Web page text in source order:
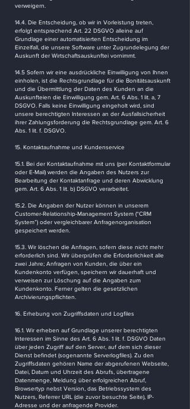
verweigern.
14.4. Die Entscheidung, ob wir in Vorleistung treten,
erfolgt entsprechend Art. 22 DSGVO alleine auf
Grundlage einer automatisierten Entscheidung im
Einzelfall, die unsere Software unter Zugrundelegung der
Auskunft der Wirtschaftsauskunftei vornimmt.
14.5 Sofern wir eine ausdrückliche Einwilligung von Ihnen
einholen, ist die Rechtsgrundlage für die Bonitätsauskunft
und die Übermittlung der Daten des Kunden an die
Auskunfteien die Einwilligung gem. Art. 6 Abs. 1 lit. a, 7
DSGVO. Falls keine Einwilligung eingeholt wird, sind
unsere berechtigten Interessen an der Ausfallsicherheit
ihrer Zahlungsforderung die Rechtsgrundlage gem. Art. 6
Abs. 1 lit. f. DSGVO.
15. Kontaktaufnahme und Kundenservice
15.1. Bei der Kontaktaufnahme mit uns (per Kontaktformular
oder E-Mail) werden die Angaben des Nutzers zur
Bearbeitung der Kontaktanfrage und deren Abwicklung
gem. Art. 6 Abs. 1 lit. b) DSGVO verarbeitet.
15.2. Die Angaben der Nutzer können in unserem
Customer-Relationship-Management System (“CRM
System”) oder vergleichbarer Anfragenorganisation
gespeichert werden.
15.3. Wir löschen die Anfragen, sofern diese nicht mehr
erforderlich sind. Wir überprüfen die Erforderlichkeit alle
zwei Jahre; Anfragen von Kunden, die über ein
Kundenkonto verfügen, speichern wir dauerhaft und
verweisen zur Löschung auf die Angaben zum
Kundenkonto. Ferner gelten die gesetzlichen
Archivierungspflichten.
16. Erhebung von Zugriffsdaten und Logfiles
16.1. Wir erheben auf Grundlage unserer berechtigten
Interessen im Sinne des Art. 6 Abs. 1 lit. f. DSGVO Daten
über jeden Zugriff auf den Server, auf dem sich dieser
Dienst befindet (sogenannte Serverlogfiles). Zu den
Zugriffsdaten gehören Name der abgerufenen Webseite,
Datei, Datum und Uhrzeit des Abrufs, übertragene
Datenmenge, Meldung über erfolgreichen Abruf,
Browsertyp nebst Version, das Betriebssystem des
Nutzers, Referrer URL (die zuvor besuchte Seite), IP-
Adresse und der anfragende Provider.